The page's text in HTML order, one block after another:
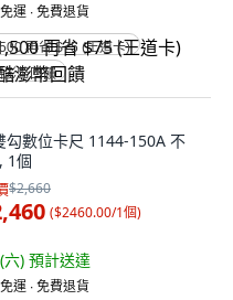
運 ∙ 免費退貨
再省 $75 (王道卡)
幣回饋
勾數位卡尺 1144-150A 不
1個
$2,660
($2460.00/1個)
六) 預計送達
運 ∙ 免費退貨